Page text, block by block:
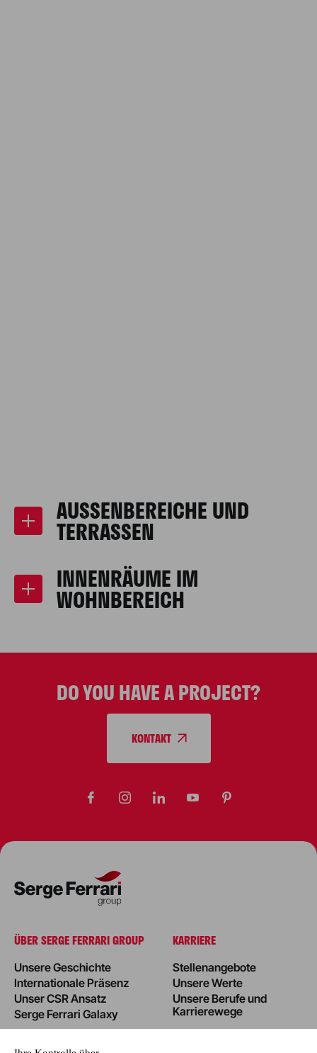
AUSSENBEREICHE UND T
ERRASSEN
INNENRÄUME IM
WOHNBEREICH
DO YOU HAVE A PROJECT?
KONTAKT
ÜBER SERGE FERRARI GROUP
Unsere Geschichte
Internationale Präsenz
Unser CSR Ansatz
Serge Ferrari Galaxy
KARRIERE
Stellenangebote
Unsere Werte
Unsere Berufe und
Karrierewege